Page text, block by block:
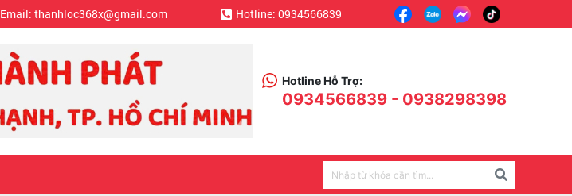
Email: thanhloc368x@gmail.com Hotline: 0934566839
Hotline Hỗ Trợ:
0934566839 - 0938298398